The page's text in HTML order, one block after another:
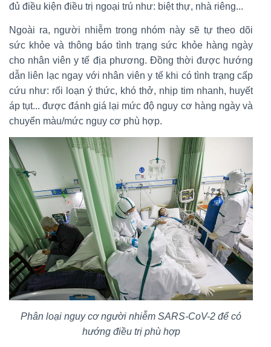
đủ điều kiện điều trị ngoại trú như: biệt thự, nhà riêng...
Ngoài ra, người nhiễm trong nhóm này sẽ tự theo dõi
sức khỏe và thông báo tình trạng sức khỏe hàng ngày
cho nhân viên y tế địa phương. Đồng thời được hướng
dẫn liên lạc ngay với nhân viên y tế khi có tình trạng cấp
cứu như: rối loạn ý thức, khó thở, nhịp tim nhanh, huyết
áp tụt... được đánh giá lại mức độ nguy cơ hàng ngày và
chuyển màu/mức nguy cơ phù hợp.
Phân loại nguy cơ người nhiễm SARS-CoV-2 để có
hướng điều trị phù hợp